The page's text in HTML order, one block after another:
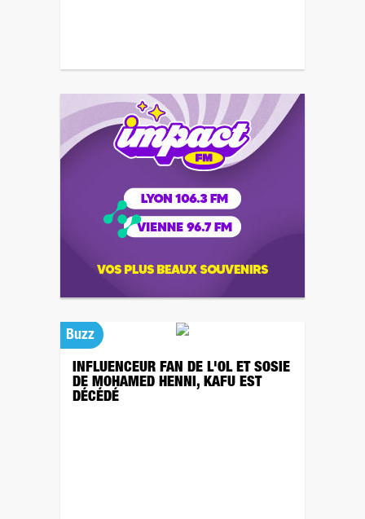
Buzz
INFLUENCEUR FAN DE L'OL ET SOSIE
DE MOHAMED HENNI, KAFU EST
DÉCÉDÉ